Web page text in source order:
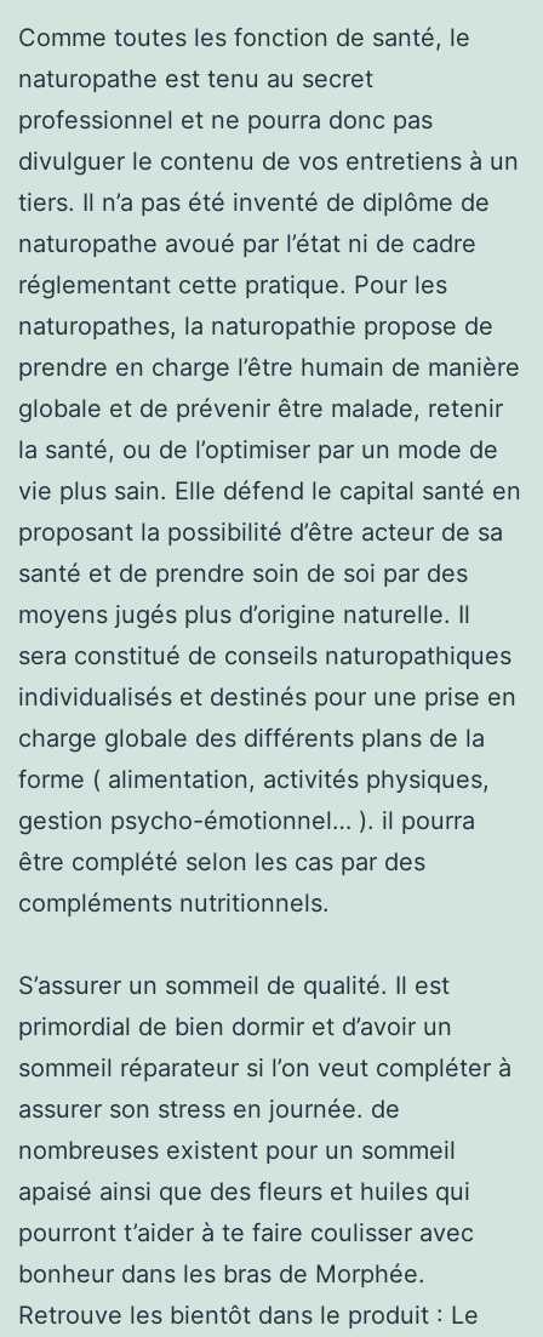
Comme toutes les fonction de santé, le
naturopathe est tenu au secret
professionnel et ne pourra donc pas
divulguer le contenu de vos entretiens à un
tiers. Il n’a pas été inventé de diplôme de
naturopathe avoué par l’état ni de cadre
réglementant cette pratique. Pour les
naturopathes, la naturopathie propose de
prendre en charge l’être humain de manière
globale et de prévenir être malade, retenir
la santé, ou de l’optimiser par un mode de
vie plus sain. Elle défend le capital santé en
proposant la possibilité d’être acteur de sa
santé et de prendre soin de soi par des
moyens jugés plus d’origine naturelle. Il
sera constitué de conseils naturopathiques
individualisés et destinés pour une prise en
charge globale des différents plans de la
forme ( alimentation, activités physiques,
gestion psycho-émotionnel… ). il pourra
être complété selon les cas par des
compléments nutritionnels.
S’assurer un sommeil de qualité. Il est
primordial de bien dormir et d’avoir un
sommeil réparateur si l’on veut compléter à
assurer son stress en journée. de
nombreuses existent pour un sommeil
apaisé ainsi que des fleurs et huiles qui
pourront t’aider à te faire coulisser avec
bonheur dans les bras de Morphée.
Retrouve les bientôt dans le produit : Le